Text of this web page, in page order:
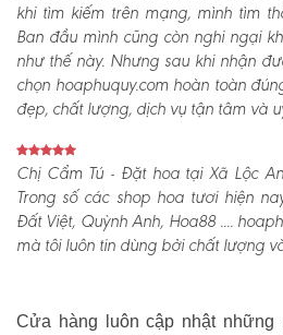
khi tìm kiếm trên mạng, mình tìm
Ban đầu mình cũng còn nghi ngại
như thế này. Nhưng sau khi nhận
chọn hoaphuquy.com hoàn toàn
đẹp, chất lượng, dịch vụ tận tâm và
Chị Cẩm Tú - Đặt hoa tại Xã Lộc
Trong số các shop hoa tươi hiện
Đất Việt, Quỳnh Anh, Hoa88 ....
mà tôi luôn tin dùng bởi chất lượng
Cửa hàng luôn cập nhật